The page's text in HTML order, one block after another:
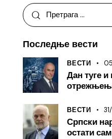
Последње вести
ВЕСТИ
Дан туге
ВЕСТИ
Српски
остати